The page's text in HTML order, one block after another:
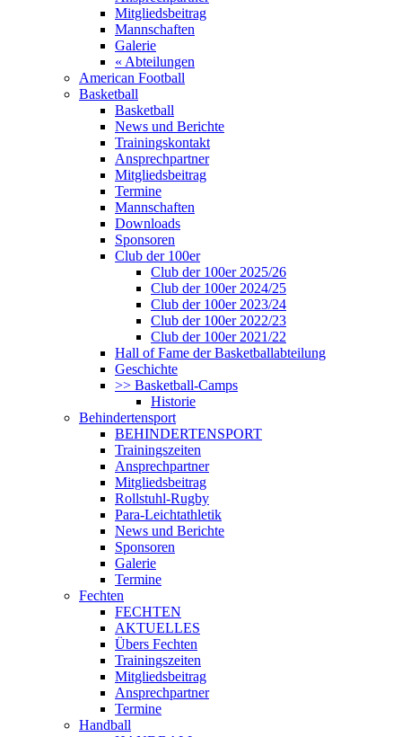
Mitgliedsbeitrag
Mannschaften
Galerie
« Abteilungen
American Football
Basketball
Basketball
News und Berichte
Trainingskontakt
Ansprechpartner
Mitgliedsbeitrag
Termine
Mannschaften
Downloads
Sponsoren
Club der 100er
Club der 100er 2025/26
Club der 100er 2024/25
Club der 100er 2023/24
Club der 100er 2022/23
Club der 100er 2021/22
Hall of Fame der Basketballabteilung
Geschichte
>> Basketball-Camps
Historie
Behindertensport
BEHINDERTENSPORT
Trainingszeiten
Ansprechpartner
Mitgliedsbeitrag
Rollstuhl-Rugby
Para-Leichtathletik
News und Berichte
Sponsoren
Galerie
Termine
Fechten
FECHTEN
AKTUELLES
Übers Fechten
Trainingszeiten
Mitgliedsbeitrag
Ansprechpartner
Termine
Handball